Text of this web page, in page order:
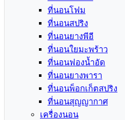
ที่นอนโฟม
ที่นอนสปริง
ที่นอนยางพีอี
ที่นอนใยมะพร้าว
ที่นอนฟองน้ำอัด
ที่นอนยางพารา
ที่นอนพ็อกเก็ตสปริง
ที่นอนสุญญากาศ
เครื่องนอน